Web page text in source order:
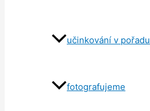
učinkování v pořadu
fotografujeme